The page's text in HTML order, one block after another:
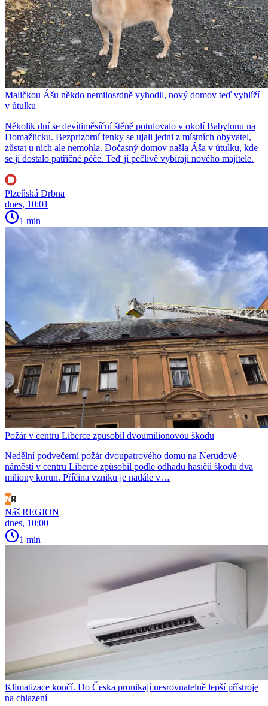
Maličkou Ášu někdo nemilosrdně vyhodil, nový domov teď vyhlíží
v útulku
Několik dní se devítiměsíční štěně potulovalo v okolí Babylonu na
Domažlicku. Bezprizorní fenky se ujali jedni z místních obyvatel,
zůstat u nich ale nemohla. Dočasný domov našla Áša v útulku, kde
se jí dostalo patřičné péče. Teď jí pečlivě vybírají nového majitele.
Plzeňská Drbna
dnes, 10:01
1 min
Požár v centru Liberce způsobil dvoumilionovou škodu
Nedělní podvečerní požár dvoupatrového domu na Nerudově
náměstí v centru Liberce způsobil podle odhadu hasičů škodu dva
miliony korun. Příčina vzniku je nadále v…
Náš REGION
dnes, 10:00
1 min
Klimatizace končí. Do Česka pronikají nesrovnatelně lepší přístroje
na chlazení